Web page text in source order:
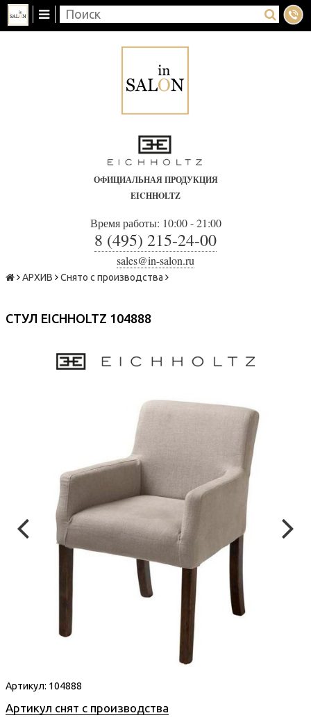
ОФИЦИАЛЬНАЯ ПРОДУКЦИЯ
EICHHOLTZ
Время работы: 10:00 - 21:00
8 (495) 215-24-00
sales@in-salon.ru
АРХИВ Снято с производства
СТУЛ EICHHOLTZ 104888
Артикул: 104888
Артикул снят с производства